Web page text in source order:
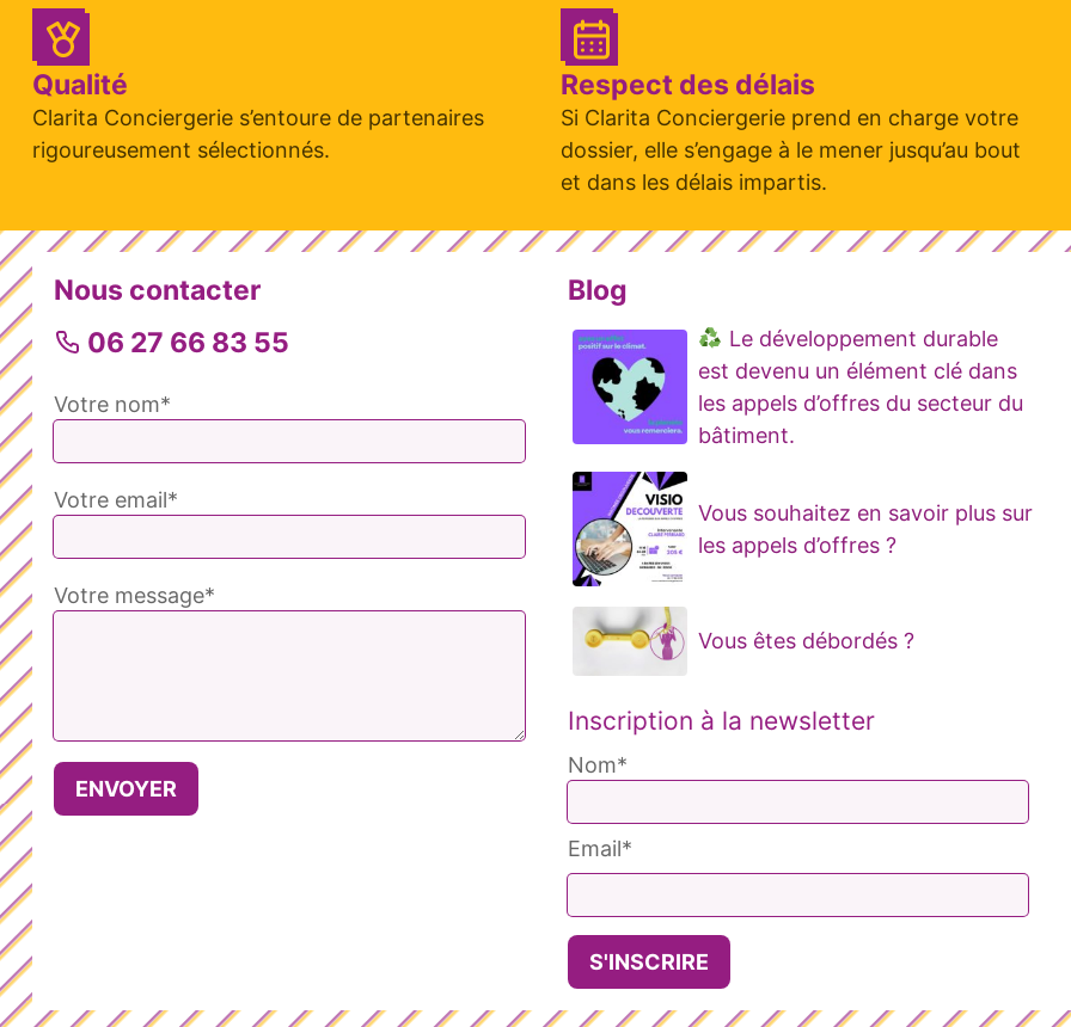
Qualité
Clarita Conciergerie s’entoure de partenaires
rigoureusement sélectionnés.
Respect des délais
Si Clarita Conciergerie prend en charge votre
dossier, elle s’engage à le mener jusqu’au bout
et dans les délais impartis.
Nous contacter
06 27 66 83 55
Votre nom*
Votre email*
Votre message*
Blog
Le développement durable
est devenu un élément clé dans
les appels d’offres du secteur du
bâtiment.
Vous souhaitez en savoir plus sur
les appels d’offres ?
Vous êtes débordés ?
Inscription à la newsletter
Nom*
Email*